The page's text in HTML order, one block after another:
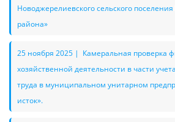
Новоджерелиевского сельского
района»
25 ноября 2025 | Камеральная проверка
хозяйственной деятельности в части
труда в муниципальном унитарном
исток».